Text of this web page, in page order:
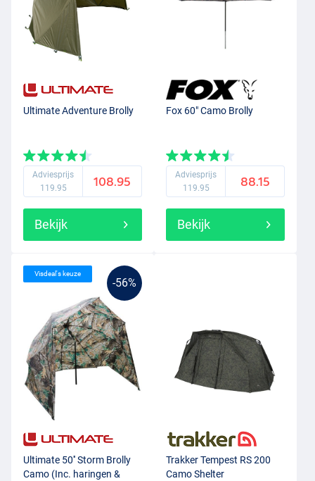
Ultimate Adventure Brolly
Adviesprijs
119.95
108.95
Bekijk
Fox 60" Camo Brolly
Adviesprijs
119.95
88.15
Bekijk
-56%
Visdeal's keuze
Ultimate 50'' Storm Brolly
Camo (Inc. haringen &
Trakker Tempest RS 200
Camo Shelter